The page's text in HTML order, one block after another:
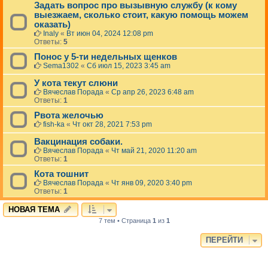
Задать вопрос про вызывную службу (к кому
выезжаем, сколько стоит, какую помощь можем
оказать)
Inaly « Вт июн 04, 2024 12:08 pm
Ответы: 5
Понос у 5-ти недельных щенков
Sema1302 « Сб июл 15, 2023 3:45 am
У кота текут слюни
Вячеслав Порада « Ср апр 26, 2023 6:48 am
Ответы: 1
Рвота желочью
fish-ka « Чт окт 28, 2021 7:53 pm
Вакцинация собаки.
Вячеслав Порада « Чт май 21, 2020 11:20 am
Ответы: 1
Кота тошнит
Вячеслав Порада « Чт янв 09, 2020 3:40 pm
Ответы: 1
НОВАЯ ТЕМА
7 тем • Страница 1 из 1
ПЕРЕЙТИ